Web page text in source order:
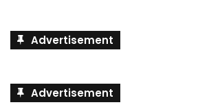
Advertisement
Advertisement